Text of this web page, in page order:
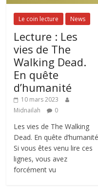
Le coin lecture News
Lecture : Les
vies de The
Walking Dead.
En quête
d’humanité
10 mars 2023
Midnailah
0
Les vies de The Walking
Dead. En quête d’humanité
Si vous êtes venu lire ces
lignes, vous avez
forcément vu